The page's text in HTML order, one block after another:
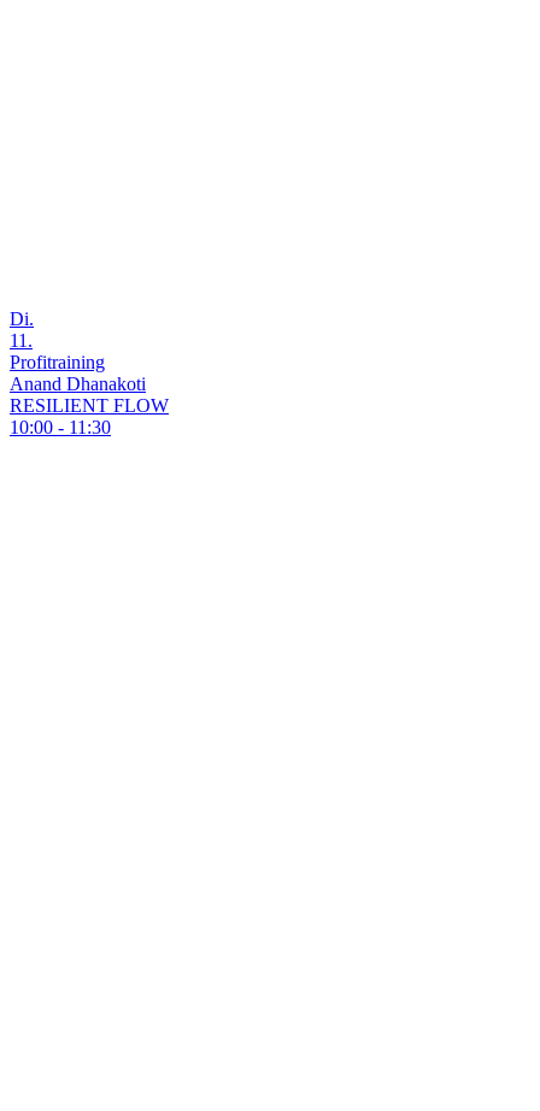
Di.
11.
Profitraining
Anand Dhanakoti
RESILIENT FLOW
10:00 - 11:30